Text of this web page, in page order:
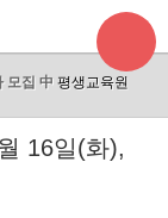
모집 中 평생교육원
16일(화),